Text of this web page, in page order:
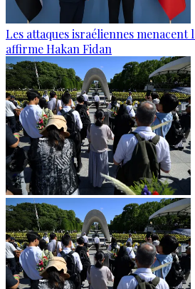
Les attaques israéliennes menacent
affirme Hakan Fidan